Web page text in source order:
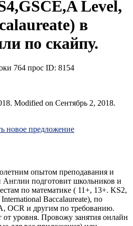
Level,
в
по скайпу.
764 прос ID: 8154
Modified on Сентябрь 2, 2018.
новое предложение
опытом преподавания и
Англии подготовит школьников и
по математике ( 11+, 13+. KS2,
Baccalaureate), по
OCR и другим по требованию.
от уровня. Провожу занятия онлайн